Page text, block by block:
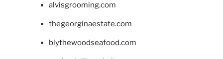
alvisgrooming.com
thegeorginaestate.com
blythewoodseafood.com